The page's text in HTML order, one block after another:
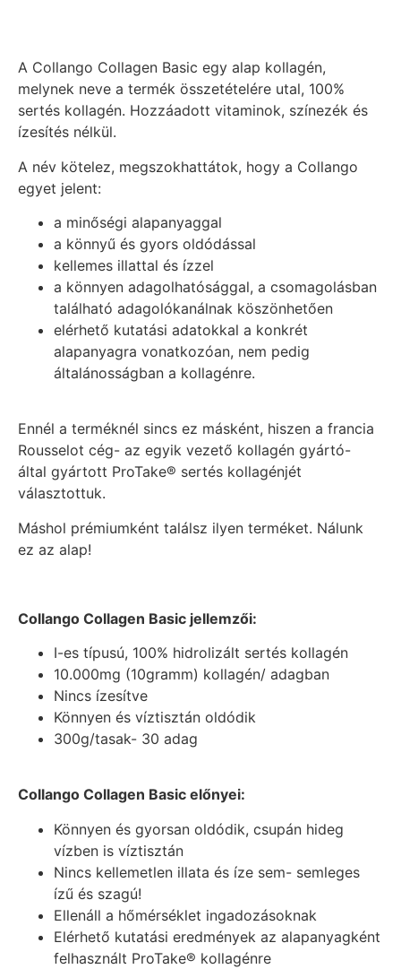
A Collango Collagen Basic egy alap kollagén,
melynek neve a termék összetételére utal, 100%
sertés kollagén. Hozzáadott vitaminok, színezék és
ízesítés nélkül.
A név kötelez, megszokhattátok, hogy a Collango
egyet jelent:
a minőségi alapanyaggal
a könnyű és gyors oldódással
kellemes illattal és ízzel
a könnyen adagolhatósággal, a csomagolásban
található adagolókanálnak köszönhetően
elérhető kutatási adatokkal a konkrét
alapanyagra vonatkozóan, nem pedig
általánosságban a kollagénre.
Ennél a terméknél sincs ez másként, hiszen a francia
Rousselot cég- az egyik vezető kollagén gyártó-
által gyártott ProTake® sertés kollagénjét
választottuk.
Máshol prémiumként találsz ilyen terméket. Nálunk
ez az alap!
Collango Collagen Basic jellemzői:
I-es típusú, 100% hidrolizált sertés kollagén
10.000mg (10gramm) kollagén/ adagban
Nincs ízesítve
Könnyen és víztisztán oldódik
300g/tasak- 30 adag
Collango Collagen Basic előnyei:
Könnyen és gyorsan oldódik, csupán hideg
vízben is víztisztán
Nincs kellemetlen illata és íze sem- semleges
ízű és szagú!
Ellenáll a hőmérséklet ingadozásoknak
Elérhető kutatási eredmények az alapanyagként
felhasznált ProTake® kollagénre